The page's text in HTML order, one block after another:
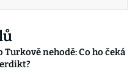
nehodě: Co ho čeká